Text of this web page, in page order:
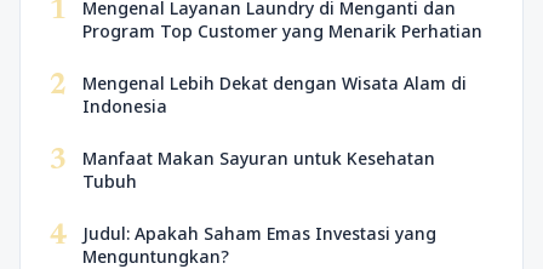
1
Mengenal Layanan Laundry di Menganti dan
Program Top Customer yang Menarik Perhatian
2
Mengenal Lebih Dekat dengan Wisata Alam di
Indonesia
3
Manfaat Makan Sayuran untuk Kesehatan
Tubuh
4
Judul: Apakah Saham Emas Investasi yang
Menguntungkan?